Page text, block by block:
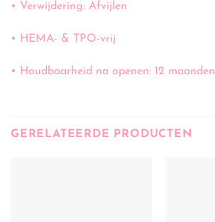
• Verwijdering: Afvijlen
• HEMA- & TPO-vrij
• Houdbaarheid na openen: 12 maanden
GERELATEERDE PRODUCTEN